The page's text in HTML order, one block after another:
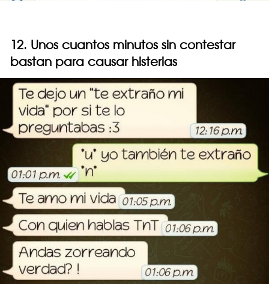
12. Unos cuantos minutos sin contestar
bastan para causar histerias